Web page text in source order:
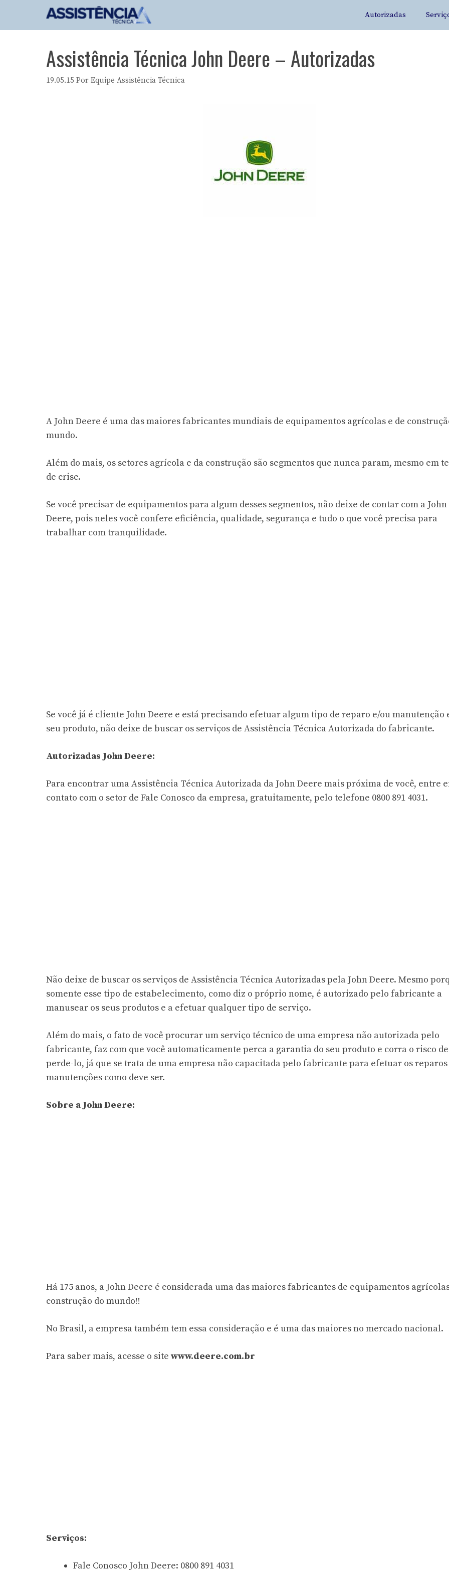
Autorizadas
Assistência Técnica John Deere – Autorizadas
19.05.15 Por Equipe Assistência Técnica
A John Deere é uma das maiores fabricantes mundiais de equipamentos agrícolas e de
mundo.
Além do mais, os setores agrícola e da construção são segmentos que nunca param, mesmo em
de crise.
Se você precisar de equipamentos para algum desses segmentos, não deixe de contar com a John
Deere, pois neles você confere eficiência, qualidade, segurança e tudo o que você precisa para
trabalhar com tranquilidade.
Se você já é cliente John Deere e está precisando efetuar algum tipo de reparo e/ou manutenção
seu produto, não deixe de buscar os serviços de Assistência Técnica Autorizada do fabricante.
Autorizadas John Deere:
Para encontrar uma Assistência Técnica Autorizada da John Deere mais próxima de você, entre
contato com o setor de Fale Conosco da empresa, gratuitamente, pelo telefone 0800 891 4031.
Não deixe de buscar os serviços de Assistência Técnica Autorizadas pela John Deere. Mesmo
somente esse tipo de estabelecimento, como diz o próprio nome, é autorizado pelo fabricante a
manusear os seus produtos e a efetuar qualquer tipo de serviço.
Além do mais, o fato de você procurar um serviço técnico de uma empresa não autorizada pelo
fabricante, faz com que você automaticamente perca a garantia do seu produto e corra o risco de
perde-lo, já que se trata de uma empresa não capacitada pelo fabricante para efetuar os reparos
manutenções como deve ser.
Sobre a John Deere:
Há 175 anos, a John Deere é considerada uma das maiores fabricantes de equipamentos
construção do mundo!!
No Brasil, a empresa também tem essa consideração e é uma das maiores no mercado nacional.
Para saber mais, acesse o site www.deere.com.br
Serviços:
Fale Conosco John Deere: 0800 891 4031